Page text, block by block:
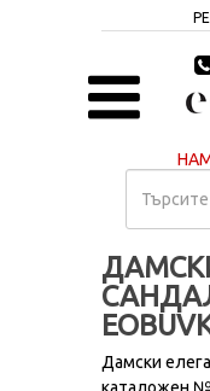
Дамски